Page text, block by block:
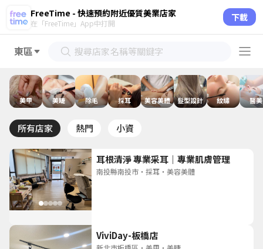
FreeTime - 快速預約附近優質美業店家
在「FreeTime」App中打開 下載
東區
免費線上預約美甲、美髮
美甲 美睫 除毛 採耳 美容美體 髮型設計 紋繡 醫美
所有店家 熱門 小資
耳根清淨 專業采耳｜專業肌膚管理
南投縣南投市 ・ 採耳 ・ 美容美體
ViviDay-板橋店